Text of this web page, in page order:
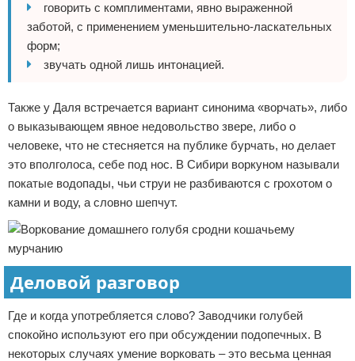
говорить с комплиментами, явно выраженной
заботой, с применением уменьшительно-ласкательных
форм;
звучать одной лишь интонацией.
Также у Даля встречается вариант синонима «ворчать», либо
о выказывающем явное недовольство звере, либо о
человеке, что не стесняется на публике бурчать, но делает
это вполголоса, себе под нос. В Сибири воркуном называли
покатые водопады, чьи струи не разбиваются с грохотом о
камни и воду, а словно шепчут.
Деловой разговор
Где и когда употребляется слово? Заводчики голубей
спокойно используют его при обсуждении подопечных. В
некоторых случаях умение ворковать – это весьма ценная